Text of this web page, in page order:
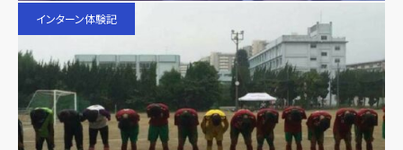
インターン体験記